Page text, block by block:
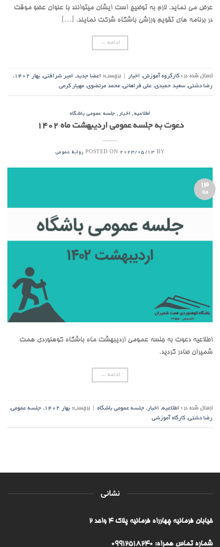
عرض می نماید. لازم به توضیح است ایشان میتوانند با عنوان عضو موقت
در برنامه های تقویم ورزشی باشگاه شرکت نمایند. […]
ادامه →
ارسال شده در : کارگروه آموزش, اخبار برچسب: اعضا جدید, امیر شرافتی, بهار 1402
,
رضا دشتی, سعید حمیدی, علی فراهانی, محمد مرتضوی, مهیار کرمی
اطلاعیه, اخبار , جلسه عمومی باشگاه
دعوت به جلسه عمومی اردیبهشت ماه ۱۴۰۲
POSTED ON 2023/05/13 BY روابط عمومی
13
مه
اطلاعیه دعوت به جلسه عمومی اردیبهشت ماه باشگاه کوهنوردی همت
شمیران صادر گردید.
ادامه →
ارسال شده در : اطلاعیه, اخبار , جلسه عمومی باشگاه برچسب: بهار 1402 , جلسه عمومی,
رضا دشتی, کارگاه آموزشی
نشانی
خیابان فرمانیه چهارراه فرمانیه پلاک ۴ واحد ۲
شماره تماس همراه: 09912518240